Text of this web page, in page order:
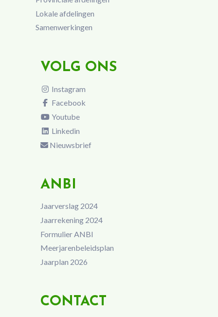
Lokale afdelingen
Samenwerkingen
VOLG ONS
Instagram
Facebook
Youtube
Linkedin
Nieuwsbrief
ANBI
Jaarverslag 2024
Jaarrekening 2024
Formulier ANBI
Meerjarenbeleidsplan
Jaarplan 2026
CONTACT